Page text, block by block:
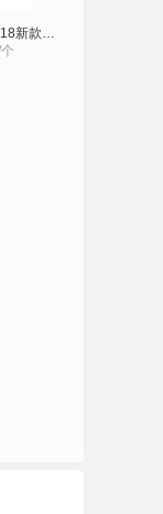
一件代发小方包2018新款女包批发爆款